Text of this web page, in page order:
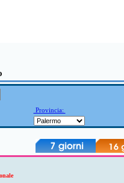
Provincia: